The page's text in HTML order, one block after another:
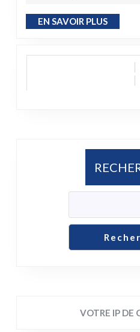
EN SAVOIR PLUSEN SAVOIR PLUS
VOTRE IP DE